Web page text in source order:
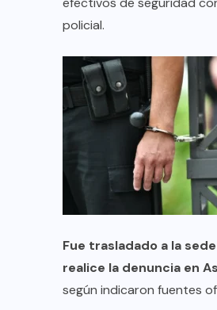
policial.
Fue trasladado a la
realice la denuncia en
según indicaron fuentes